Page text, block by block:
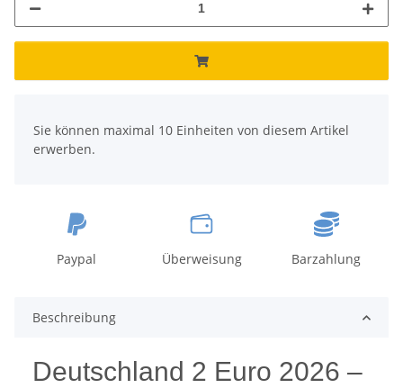
Sie können maximal 10 Einheiten von diesem Artikel
erwerben.
Paypal Überweisung Barzahlung
Beschreibung
Deutschland 2 Euro 2026 –